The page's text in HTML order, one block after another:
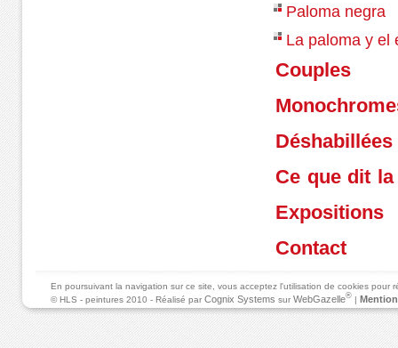
Paloma negra
La paloma y el
Couples
Déshabillées
Ce que dit
Expositions
Contact
En poursuivant la navigation sur ce site, vous acceptez l'utilisation de cookies
© HLS - peintures 2010 - Réalisé parCognix Systems surWebGazelle® |